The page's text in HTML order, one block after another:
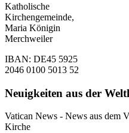
Katholische
Kirchengemeinde,
Maria Königin
Merchweiler
IBAN: DE45 5925
2046 0100 5013 52
Neuigkeiten aus der
Vatican News - News aus dem
Kirche